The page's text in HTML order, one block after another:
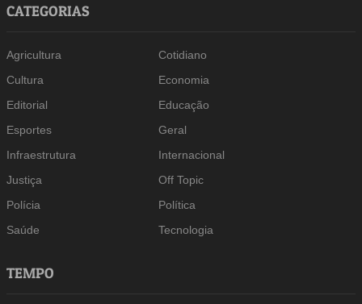
CATEGORIAS
Agricultura
Cotidiano
Cultura
Economia
Editorial
Educação
Esportes
Geral
Infraestrutura
Internacional
Justiça
Off Topic
Polícia
Política
Saúde
Tecnologia
TEMPO